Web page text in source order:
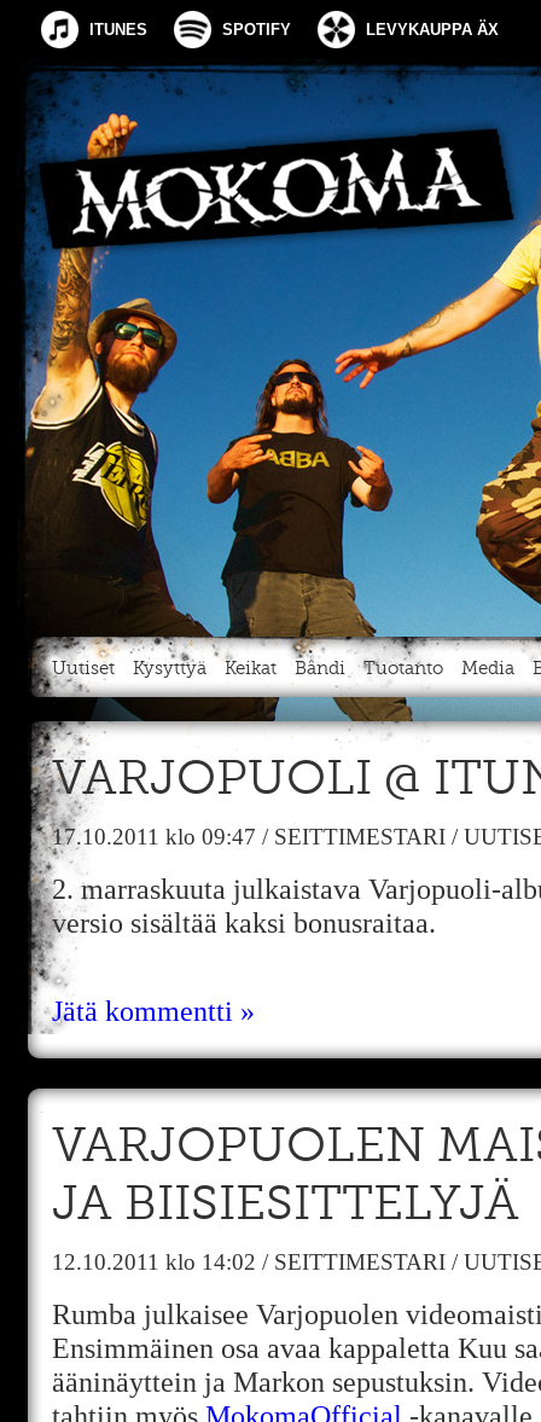
ITUNES SPOTIFY LEVYKAUPPA ÄX
Uutiset Kysyttyä Keikat Bändi Tuotanto Media
VARJOPUOLI @
17.10.2011 klo 09:47 / SEITTIMESTARI /
2. marraskuuta julkaistava Varjopuoli-
versio sisältää kaksi bonusraitaa.
Jätä kommentti »
VARJOPUOLEN
JA BIISIESITTELYJÄ
12.10.2011 klo 14:02 / SEITTIMESTARI /
Rumba julkaisee Varjopuolen
Ensimmäinen osa avaa kappaletta Kuu
ääninäyttein ja Markon sepustuksin.
tahtiin myös MokomaOfficial -kanavalle.